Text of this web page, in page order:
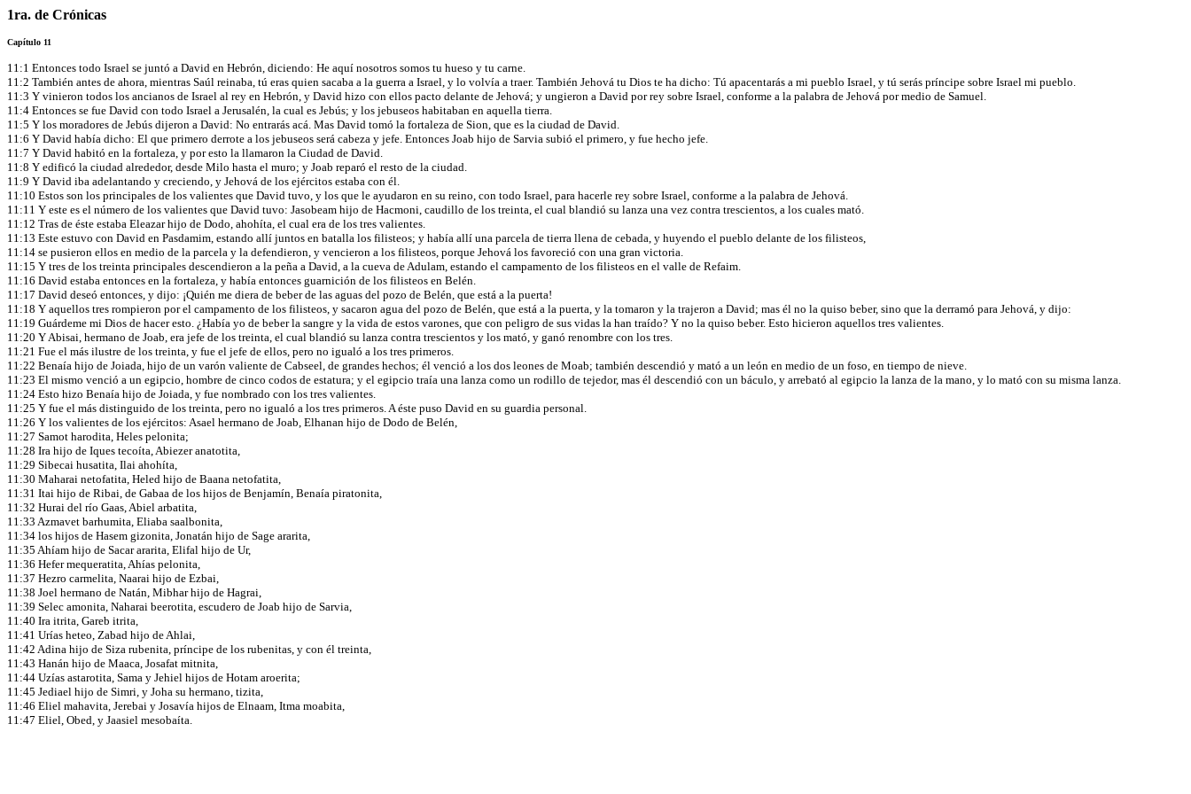
1ra. de Crónicas
Capítulo 11
11:1 Entonces todo Israel se juntó a David en Hebrón, diciendo: He aquí nosotros somos tu hueso y tu carne.
11:2 También antes de ahora, mientras Saúl reinaba, tú eras quien sacaba a la guerra a Israel, y lo volvía a traer. También Jehová tu Dios te ha dicho: Tú apacentarás a mi pueblo Israel, y tú serás príncipe sobre Israel mi pueblo.
11:3 Y vinieron todos los ancianos de Israel al rey en Hebrón, y David hizo con ellos pacto delante de Jehová; y ungieron a David por rey sobre Israel, conforme a la palabra de Jehová por medio de Samuel.
11:4 Entonces se fue David con todo Israel a Jerusalén, la cual es Jebús; y los jebuseos habitaban en aquella tierra.
11:5 Y los moradores de Jebús dijeron a David: No entrarás acá. Mas David tomó la fortaleza de Sion, que es la ciudad de David.
11:6 Y David había dicho: El que primero derrote a los jebuseos será cabeza y jefe. Entonces Joab hijo de Sarvia subió el primero, y fue hecho jefe.
11:7 Y David habitó en la fortaleza, y por esto la llamaron la Ciudad de David.
11:8 Y edificó la ciudad alrededor, desde Milo hasta el muro; y Joab reparó el resto de la ciudad.
11:9 Y David iba adelantando y creciendo, y Jehová de los ejércitos estaba con él.
11:10 Estos son los principales de los valientes que David tuvo, y los que le ayudaron en su reino, con todo Israel, para hacerle rey sobre Israel, conforme a la palabra de Jehová.
11:11 Y este es el número de los valientes que David tuvo: Jasobeam hijo de Hacmoni, caudillo de los treinta, el cual blandió su lanza una vez contra trescientos, a los cuales mató.
11:12 Tras de éste estaba Eleazar hijo de Dodo, ahohíta, el cual era de los tres valientes.
11:13 Este estuvo con David en Pasdamim, estando allí juntos en batalla los filisteos; y había allí una parcela de tierra llena de cebada, y huyendo el pueblo delante de los filisteos,
11:14 se pusieron ellos en medio de la parcela y la defendieron, y vencieron a los filisteos, porque Jehová los favoreció con una gran victoria.
11:15 Y tres de los treinta principales descendieron a la peña a David, a la cueva de Adulam, estando el campamento de los filisteos en el valle de Refaim.
11:16 David estaba entonces en la fortaleza, y había entonces guarnición de los filisteos en Belén.
11:17 David deseó entonces, y dijo: ¡Quién me diera de beber de las aguas del pozo de Belén, que está a la puerta!
11:18 Y aquellos tres rompieron por el campamento de los filisteos, y sacaron agua del pozo de Belén, que está a la puerta, y la tomaron y la trajeron a David; mas él no la quiso beber, sino que la derramó para Jehová, y dijo:
11:19 Guárdeme mi Dios de hacer esto. ¿Había yo de beber la sangre y la vida de estos varones, que con peligro de sus vidas la han traído? Y no la quiso beber. Esto hicieron aquellos tres valientes.
11:20 Y Abisai, hermano de Joab, era jefe de los treinta, el cual blandió su lanza contra trescientos y los mató, y ganó renombre con los tres.
11:21 Fue el más ilustre de los treinta, y fue el jefe de ellos, pero no igualó a los tres primeros.
11:22 Benaía hijo de Joiada, hijo de un varón valiente de Cabseel, de grandes hechos; él venció a los dos leones de Moab; también descendió y mató a un león en medio de un foso, en tiempo de nieve.
11:23 El mismo venció a un egipcio, hombre de cinco codos de estatura; y el egipcio traía una lanza como un rodillo de tejedor, mas él descendió con un báculo, y arrebató al egipcio la lanza de la mano, y lo mató con su misma lanza.
11:24 Esto hizo Benaía hijo de Joiada, y fue nombrado con los tres valientes.
11:25 Y fue el más distinguido de los treinta, pero no igualó a los tres primeros. A éste puso David en su guardia personal.
11:26 Y los valientes de los ejércitos: Asael hermano de Joab, Elhanan hijo de Dodo de Belén,
11:27 Samot harodita, Heles pelonita;
11:28 Ira hijo de Iques tecoíta, Abiezer anatotita,
11:29 Sibecai husatita, Ilai ahohíta,
11:30 Maharai netofatita, Heled hijo de Baana netofatita,
11:31 Itai hijo de Ribai, de Gabaa de los hijos de Benjamín, Benaía piratonita,
11:32 Hurai del río Gaas, Abiel arbatita,
11:33 Azmavet barhumita, Eliaba saalbonita,
11:34 los hijos de Hasem gizonita, Jonatán hijo de Sage ararita,
11:35 Ahíam hijo de Sacar ararita, Elifal hijo de Ur,
11:36 Hefer mequeratita, Ahías pelonita,
11:37 Hezro carmelita, Naarai hijo de Ezbai,
11:38 Joel hermano de Natán, Mibhar hijo de Hagrai,
11:39 Selec amonita, Naharai beerotita, escudero de Joab hijo de Sarvia,
11:40 Ira itrita, Gareb itrita,
11:41 Urías heteo, Zabad hijo de Ahlai,
11:42 Adina hijo de Siza rubenita, príncipe de los rubenitas, y con él treinta,
11:43 Hanán hijo de Maaca, Josafat mitnita,
11:44 Uzías astarotita, Sama y Jehiel hijos de Hotam aroerita;
11:45 Jediael hijo de Simri, y Joha su hermano, tizita,
11:46 Eliel mahavita, Jerebai y Josavía hijos de Elnaam, Itma moabita,
11:47 Eliel, Obed, y Jaasiel mesobaíta.